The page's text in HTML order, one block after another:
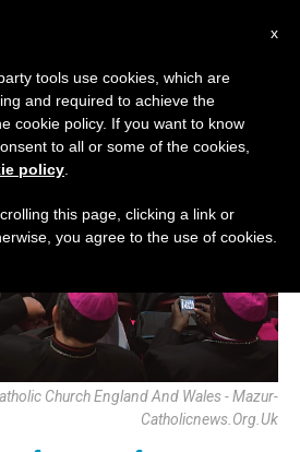
Church England And Wales - Mazur-
Catholicnews.org.uk
x
tools use cookies, which are
and required to achieve the
cookie policy. If you want to know
to all or some of the cookies,
policy
this page, clicking a link or
you agree to the use of cookies.